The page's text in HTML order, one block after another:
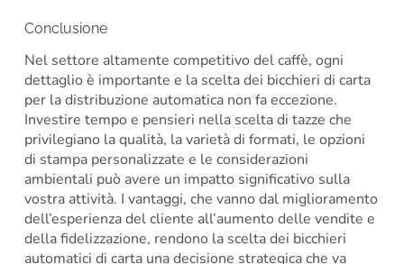
Conclusione
Nel settore altamente competitivo del caffè, ogni
dettaglio è importante e la scelta dei bicchieri di carta
per la distribuzione automatica non fa eccezione.
Investire tempo e pensieri nella scelta di tazze che
privilegiano la qualità, la varietà di formati, le opzioni
di stampa personalizzate e le considerazioni
ambientali può avere un impatto significativo sulla
vostra attività. I vantaggi, che vanno dal miglioramento
dell’esperienza del cliente all’aumento delle vendite e
della fidelizzazione, rendono la scelta dei bicchieri
automatici di carta una decisione strategica che va